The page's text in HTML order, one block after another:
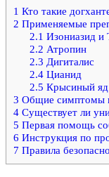
1 Кто такие
2 Применяемые
2.1 Изониазид и
2.2 Атропин
2.3 Дигиталис
2.4Цианид
2.5 Крысиный яд
3 Общие симптомы
4 Существует ли
5 Первая помощь
6 Инструкция по
7 Правила